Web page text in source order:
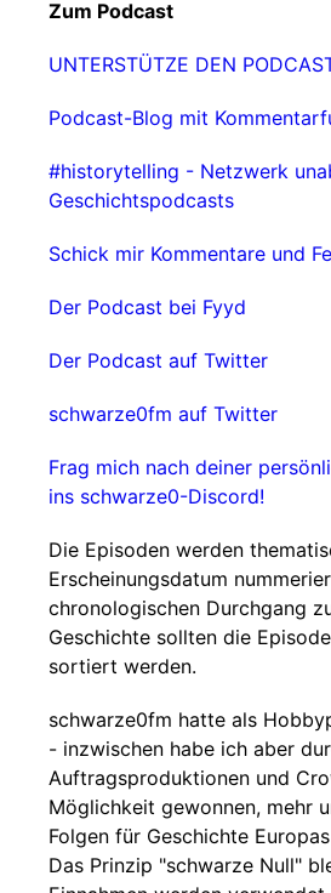
Zum Podcast
UNTERSTÜTZE DEN
Podcast-Blog mit
#historytelling - Netzwerk
Geschichtspodcasts
Schick mir Kommentare und
Der Podcast bei Fyyd
Der Podcast auf Twitter
schwarze0fm auf Twitter
Frag mich nach deiner
ins schwarze0-Discord!
Die Episoden werden
Erscheinungsdatum
chronologischen Durchgang
Geschichte sollten die
sortiert werden.
schwarze0fm hatte als
- inzwischen habe ich aber
Auftragsproduktionen und
Möglichkeit gewonnen, mehr
Folgen für Geschichte
Das Prinzip "schwarze Null"